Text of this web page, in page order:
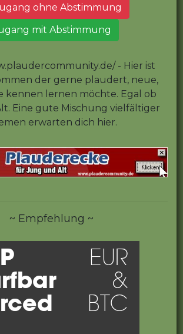
ohne Abstimmung
mit Abstimmung
- Hier ist
der gerne plaudert, neue,
kennen lernen möchte. Egal ob
Eine gute Mischung vielfältiger
erwarten dich hier.
~ Empfehlung ~